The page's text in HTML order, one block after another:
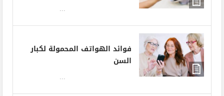
فوائد الهواتف المحمولة لكبار
السن